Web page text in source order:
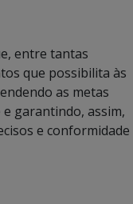
entre tantas
que possibilita às
as metas
garantindo, assim,
e conformidade